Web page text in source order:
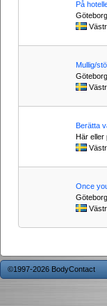
På
Göteborg
Mullig/
Berätta
Här eller
Once
Göteborg
©1997-2026 BodyContact